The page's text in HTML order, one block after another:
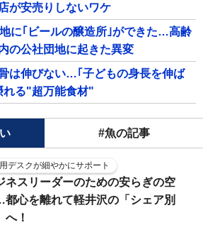
が安売りしないワケ
に｢ビールの醸造所｣ができた…高齢
の公社団地に起きた異変
は伸びない…｢子どもの身長を伸ば
れる"超万能食材"
#魚の記事
デスクが細やかにサポート
ネスリーダーのための安らぎの空
都心を離れて軽井沢の「シェア別
へ！